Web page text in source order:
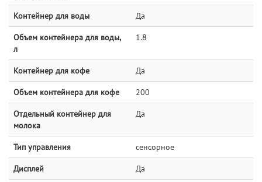
Контейнер для воды Да
Объем контейнера для воды,
л
1.8
Контейнер для кофе Да
Объем контейнера для кофе 200
Отдельный контейнер для
молока
Да
Тип управления сенсорное
Дисплей Да